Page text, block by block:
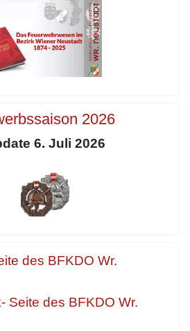
2026
6. Juli 2026
des BFKDO Wr.
Seite des BFKDO Wr.